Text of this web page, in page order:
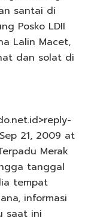
santai di
Posko LDII
Lalin Macet,
dan solat di
21, 2009 at
Merak
tanggal
tempat
informasi
saat ini